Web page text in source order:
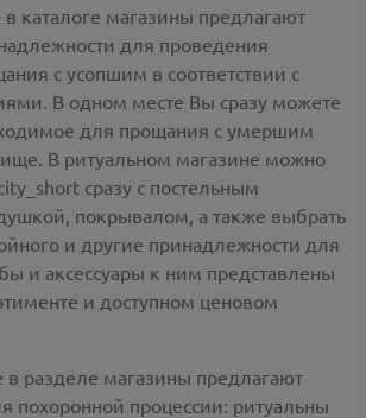
каталоге магазины предлагают
для проведения
с усопшим в соответствии с
В одном месте Вы сразу можете
для прощания с умершим
В ритуальном магазине можно
сразу с постельным
покрывалом, а также выбрать
и другие принадлежности для
и аксессуары к ним представлены
и доступном ценовом
в разделе магазины предлагают
похоронной процессии: ритуальны